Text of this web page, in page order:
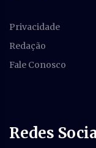
Privacidade
Redação
Fale Conosco
Redes